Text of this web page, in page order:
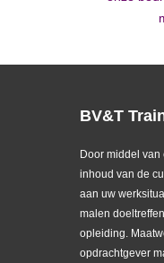
BV&T
Door middel
inhoud van de
aan uw
malen
opleiding.
opdrachtgever